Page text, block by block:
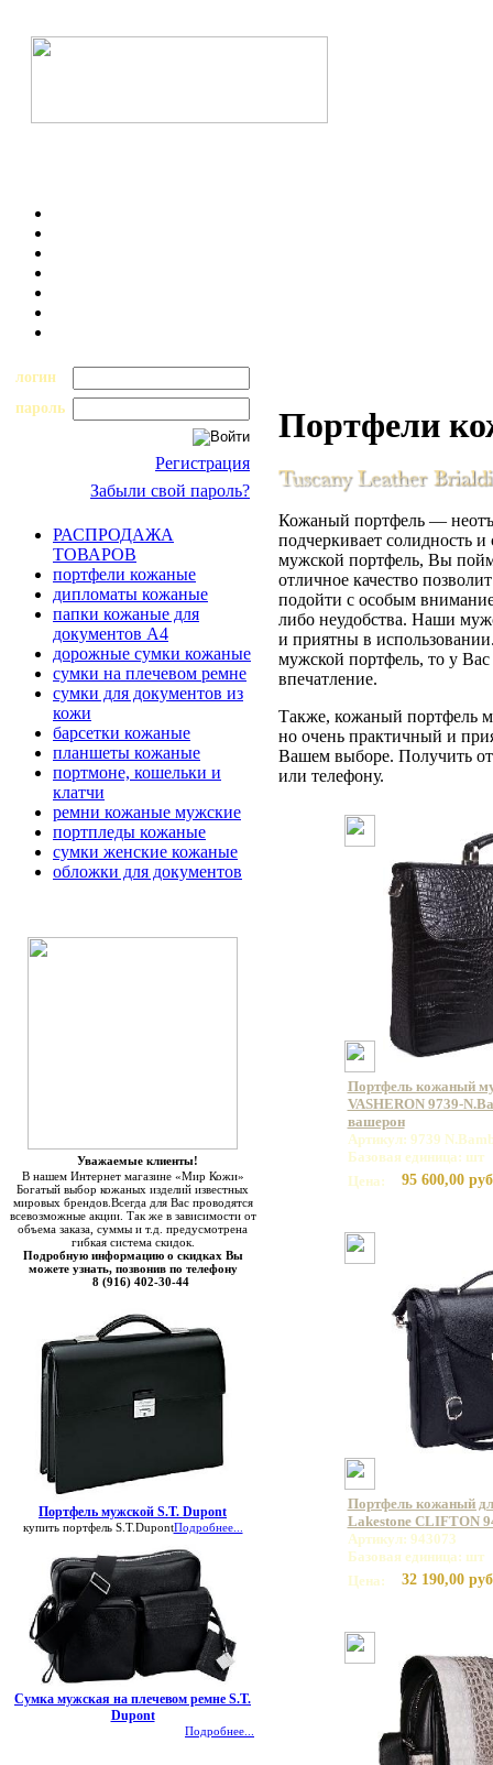
логин
пароль
Регистрация
Забыли свой пароль?
РАСПРОДАЖА
ТОВАРОВ
портфели кожаные
дипломаты кожаные
папки кожаные для
документов А4
дорожные сумки кожаные
сумки на плечевом ремне
сумки для документов из
кожи
барсетки кожаные
планшеты кожаные
портмоне, кошельки и
клатчи
ремни кожаные мужские
портпледы кожаные
сумки женские кожаные
обложки для документов
Уважаемые клиенты!
В нашем Интернет магазине «Мир Кожи»
Богатый выбор кожаных изделий известных
мировых брендов.Всегда для Вас проводятся
всевозможные акции. Так же в зависимости от
объема заказа, суммы и т.д. предусмотрена
гибкая система скидок.
Подробную информацию о скидках Вы
можете узнать, позвонив по телефону
8 (916) 402-30-44
Портфель мужской S.T. Dupont
купить портфель S.T.DupontПодробнее...
Сумка мужская на плечевом ремне S.T.
Dupont
Подробнее...
Портфели
Кожаный портфель —
подчеркивает солидность
мужской портфель, Вы
отличное качество
подойти с особым
либо неудобства. Наши
и приятны в
мужской портфель, то у Вас
впечатление.
Также, кожаный портфель
но очень практичный и
Вашем выборе. Получить
или телефону.
Портфель кожаный
VASHERON 9739-
вашерон
Артикул: 9739
Базовая единица: шт
Цена:
95 600,00
Портфель кожаный
Lakestone CLIFTON
Артикул: 943073
Базовая единица: шт
Цена:
32 190,00